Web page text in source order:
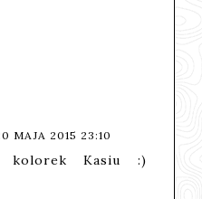
MAJA 2015 23:10
kolorek Kasiu :)